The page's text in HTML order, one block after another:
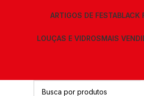
ARTIGOS DE FESTABLACK
LOUÇAS E VIDROSMAIS